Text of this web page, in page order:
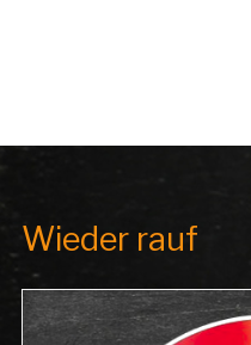
Wieder rauf